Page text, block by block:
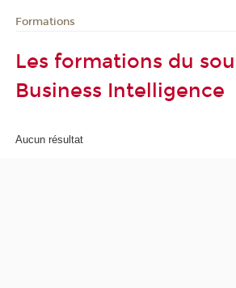
Formations
Les formations du
Business Intelligence
Aucun résultat